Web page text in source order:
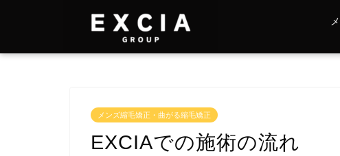
メンズ縮毛矯正・曲がる縮毛矯正
EXCIAでの施術の流れ